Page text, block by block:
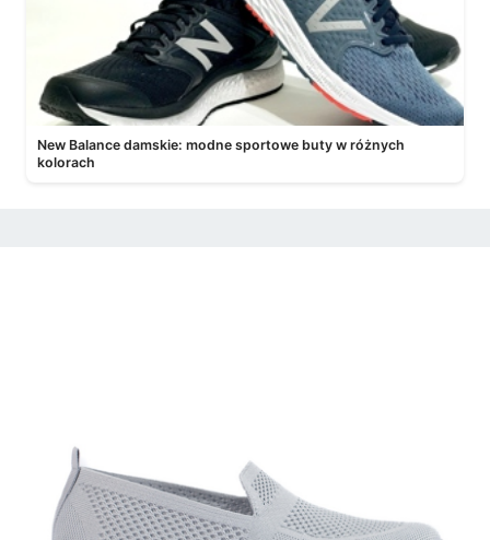
New Balance damskie: modne sportowe buty w różnych
kolorach